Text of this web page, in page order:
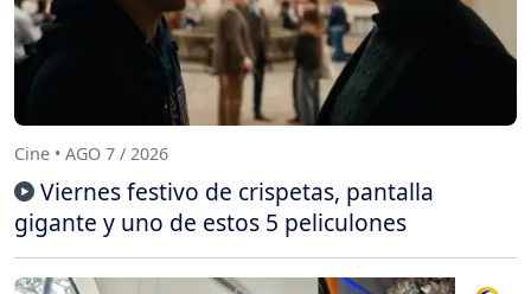
Cine • AGO 7 / 2026
Viernes festivo de crispetas, pantalla
gigante y uno de estos 5 peliculones